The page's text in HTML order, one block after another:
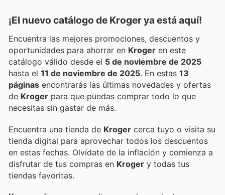
¡El nuevo catálogo de Krogerya está aquí!
Encuentra las mejores promociones, descuentos y
oportunidades para ahorrar en Kroger en este
catálogo válido desde el 5 de noviembre de 2025
hasta el 11 de noviembre de 2025 . En estas 13
páginas encontrarás las últimas novedades y ofertas
de Kroger para que puedas comprar todo lo que
necesitas sin gastar de más.
Encuentra una tienda de Kroger cerca tuyo o visita su
tienda digital para aprovechar todos los descuentos
en estas fechas. Olvídate de la inflación y comienza a
disfrutar de tus compras en Kroger y todas tus
tiendas favoritas.